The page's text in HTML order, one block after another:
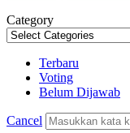
Category
Terbaru
Voting
Belum Dijawab
Cancel